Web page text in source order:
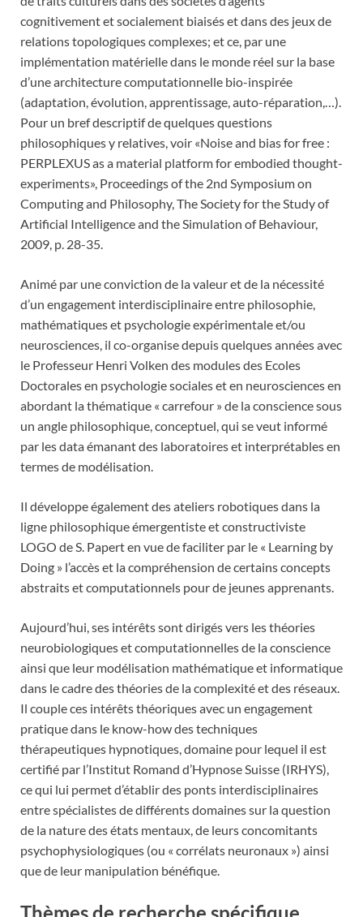
cognitivement et socialement biaisés et dans des jeux de
relations topologiques complexes; et ce, par une
implémentation matérielle dans le monde réel sur la base
d’une architecture computationnelle bio-inspirée
(adaptation, évolution, apprentissage, auto-réparation,…).
Pour un bref descriptif de quelques questions
philosophiques y relatives, voir «Noise and bias for free :
PERPLEXUS as a material platform for embodied thought-
experiments», Proceedings of the 2nd Symposium on
Computing and Philosophy, The Society for the Study of
Artificial Intelligence and the Simulation of Behaviour,
2009, p. 28-35.
Animé par une conviction de la valeur et de la nécessité
d’un engagement interdisciplinaire entre philosophie,
mathématiques et psychologie expérimentale et/ou
neurosciences, il co-organise depuis quelques années avec
le Professeur Henri Volken des modules des Ecoles
Doctorales en psychologie sociales et en neurosciences en
abordant la thématique « carrefour » de la conscience sous
un angle philosophique, conceptuel, qui se veut informé
par les data émanant des laboratoires et interprétables en
termes de modélisation.
Il développe également des ateliers robotiques dans la
ligne philosophique émergentiste et constructiviste
LOGO de S. Papert en vue de faciliter par le « Learning by
Doing » l’accès et la compréhension de certains concepts
abstraits et computationnels pour de jeunes apprenants.
Aujourd’hui, ses intérêts sont dirigés vers les théories
neurobiologiques et computationnelles de la conscience
ainsi que leur modélisation mathématique et informatique
dans le cadre des théories de la complexité et des réseaux.
Il couple ces intérêts théoriques avec un engagement
pratique dans le know-how des techniques
thérapeutiques hypnotiques, domaine pour lequel il est
certifié par l’Institut Romand d’Hypnose Suisse (IRHYS),
ce qui lui permet d’établir des ponts interdisciplinaires
entre spécialistes de différents domaines sur la question
de la nature des états mentaux, de leurs concomitants
psychophysiologiques (ou « corrélats neuronaux ») ainsi
que de leur manipulation bénéfique.